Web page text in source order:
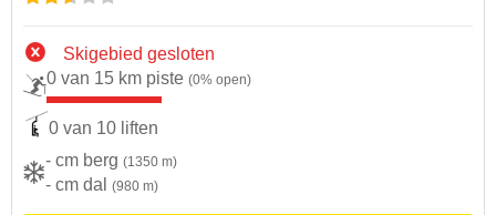
Skigebied gesloten
0 van 15 km piste (0% open)
0 van 10 liften
- cm berg (1350 m)
- cm dal (980 m)